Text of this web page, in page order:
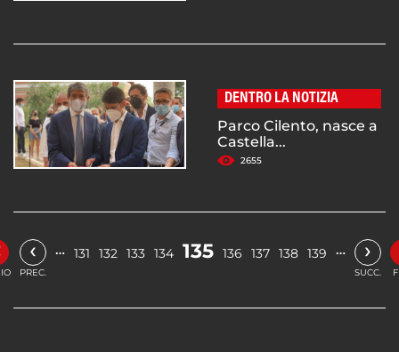
DENTRO LA NOTIZIA
Parco Cilento, nasce a
Castella...
2655
‹
PREC.
… 131 132 133 134 135 136 137 138 139 … ›
SUCC.